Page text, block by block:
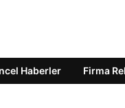
Haberler Firma